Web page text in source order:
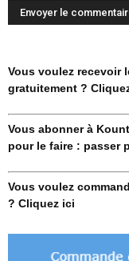
Vous voulez recevoir
gratuitement ?
Vous abonner à
pour le faire : passer
Vous voulez
? Cliquez ici